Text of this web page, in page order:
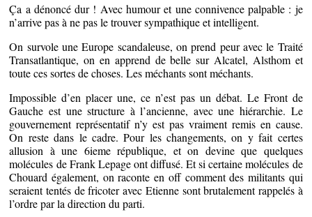
Ça a dénoncé dur ! Avec humour et une connivence palpable : je
n’arrive pas à ne pas le trouver sympathique et intelligent.
On survole une Europe scandaleuse, on prend peur avec le Traité
Transatlantique, on en apprend de belle sur Alcatel, Alsthom et
toute ces sortes de choses. Les méchants sont méchants.
Impossible d’en placer une, ce n’est pas un débat. Le Front de
Gauche est une structure à l’ancienne, avec une hiérarchie. Le
gouvernement représentatif n’y est pas vraiment remis en cause.
On reste dans le cadre. Pour les changements, on y fait certes
allusion à une 6ieme république, et on devine que quelques
molécules de Frank Lepage ont diffusé. Et si certaine molécules de
Chouard également, on raconte en off comment des militants qui
seraient tentés de fricoter avec Etienne sont brutalement rappelés à
l’ordre par la direction du parti.